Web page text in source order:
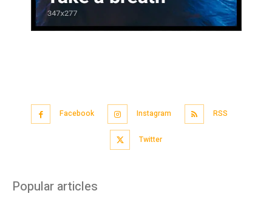
Facebook Instagram RSS
Twitter
Popular articles